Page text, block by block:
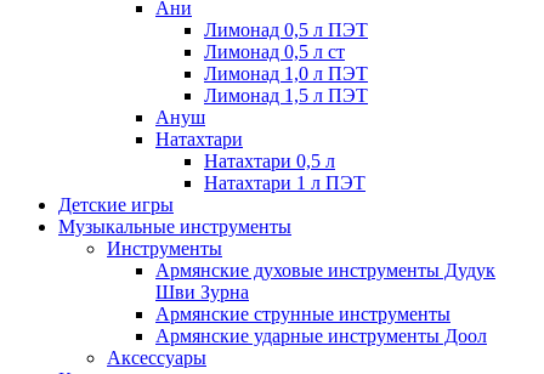
Ани
Лимонад 0,5 л ПЭТ
Лимонад 0,5 л ст
Лимонад 1,0 л ПЭТ
Лимонад 1,5 л ПЭТ
Ануш
Натахтари
Натахтари 0,5 л
Натахтари 1 л ПЭТ
Детские игры
Музыкальные инструменты
Инструменты
Армянские духовые инструменты Дудук
Шви Зурна
Армянские струнные инструменты
Армянские ударные инструменты Доол
Аксессуары